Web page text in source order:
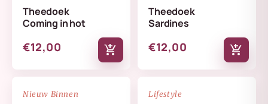
Theedoek
Coming in hot
€12,00 add_shopping_cart
Theedoek
Sardines
€12,00 add_shopping_cart
NIEUW
Nieuw Binnen NIEUW
Lifestyle